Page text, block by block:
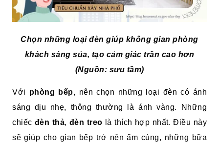
Chọn những loại đèn giúp không gian phòng
khách sáng sủa, tạo cảm giác trần cao hơn
(Nguồn: sưu tầm)
Với phòng bếp, nên chọn những loại đèn có ánh
sáng dịu nhẹ, thông thường là ánh vàng. Những
chiếc đèn thả, đèn treo là thích hợp nhất. Điều này
sẽ giúp cho gian bếp trở nên ấm cúng, những bữa